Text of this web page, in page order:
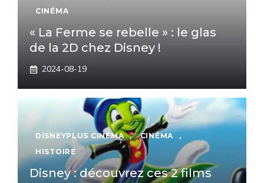
CINÉMA
« La Ferme se rebelle » : le glas
de la 2D chez Disney !
2024-08-19
DISNEYPLUS CINÉMA , CINÉMA
,
HISTOIRE
Disney : découvrez ces 2 films